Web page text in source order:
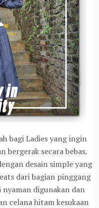
bagi Ladies yang ingin
bergerak secara bebas.
desain simple yang
dari bagian pinggang
digunakan dan
celana hitam kesukaan